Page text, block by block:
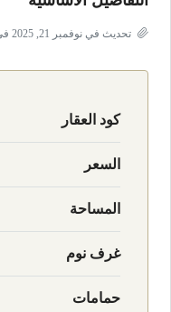
تحديث في نوفمبر 21, 2025 في 4:23 م
كود العقار
السعر
المساحة
غرف نوم
حمامات